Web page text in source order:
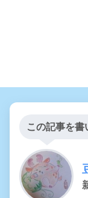
この記事を書